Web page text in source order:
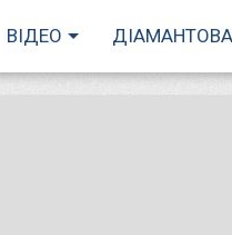
ВІДЕО ДІАМАНТОВА